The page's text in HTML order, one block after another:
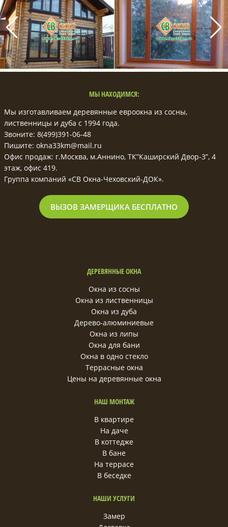
МЫ НАХОДИМСЯ:
Мы изготавливаем деревянные евроокна из сосны,
лиственницы и дуба с 1994 года.
Звоните: 8(499)391-06-48
Пишите: okna33km@mail.ru
Офис продаж: г.Москва, м.Аннино, ТК”Каширский Двор-3”, 4
этаж, офис 419.
Группа компаний «СВ Окна-Чеховский-ДОК».
ВЫЗОВ ЗАМЕРЩИКА БЕСПЛАТНО
ДЕРЕВЯННЫЕ ОКНА
Окна из сосны
Окна из лиственницы
Окна из дуба
Дерево-алюминиевые
Окна из липы
Окна для бани
Окна в одно стекло
Террасные окна
Цены на деревянные окна
НАШ МОНТАЖ
В квартире
На даче
В коттедже
В бане
На террасе
В беседке
НАШИ УСЛУГИ
Замер